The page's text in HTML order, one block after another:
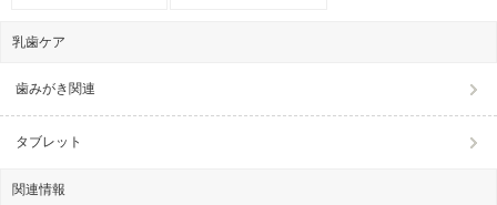
乳歯ケア
歯みがき関連
タブレット
関連情報